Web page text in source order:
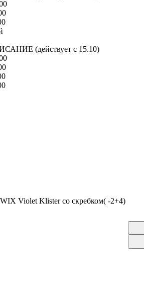
(действует с 15.10)
Violet Klister со скребком( -2+4)